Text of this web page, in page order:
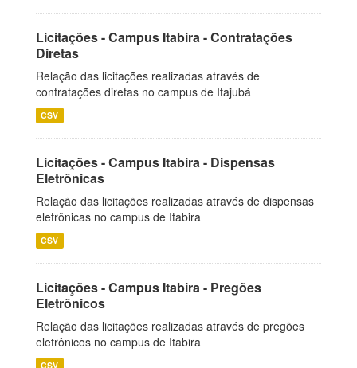
Licitações - Campus Itabira - Contratações
Diretas
Relação das licitações realizadas através de
contratações diretas no campus de Itajubá
CSV
Licitações - Campus Itabira - Dispensas
Eletrônicas
Relação das licitações realizadas através de dispensas
eletrônicas no campus de Itabira
CSV
Licitações - Campus Itabira - Pregões
Eletrônicos
Relação das licitações realizadas através de pregões
eletrônicos no campus de Itabira
CSV